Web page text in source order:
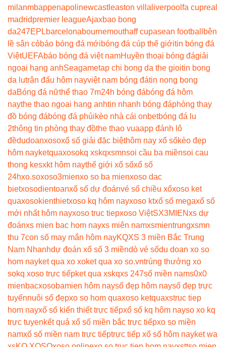
milanmbappenapolinewcastleaston villa liverpool fa cupreal
madridpremier leagueAjaxbao bong
da247EPLbarcelonabournemouthaff cupasean football
bên
lề sân cỏbáo bóng đá mớibóng đá cúp thế giớitin bóng đá
ViệtUEFAbáo bóng đá việt namHuyền thoại bóng đágiải
ngoại hạng anhSeagametap chi bong da the gioitin bong
da lutrận đấu hôm nayviệt nam bóng đátin nong bong
daBóng đá nữthể thao 7m24h bóng đábóng đá hôm
naythe thao ngoai hang anhtin nhanh bóng đáphòng thay
đồ bóng đábóng đá phủikèo nhà cái onbetbóng đá lu
2thông tin phòng thay đồthe thao vuaapp đánh lô
đềdudoanxosoxổ số giải đặc biệthôm nay xổ sốkèo đẹp
hôm nayketquaxosokq xskqxsmnsoi cầu ba miềnsoi cau
thong kesxkt hôm naythế giới xổ sốxổ số
24hxo.soxoso3mienxo so ba mienxoso dac
bietxosodientoanxổ số dự đoánvé số chiều xổxoso ket
quaxosokienthietxoso kq hôm nayxoso ktxổ số megaxổ số
mới nhất hôm nayxoso truc tiepxoso ViệtSX3MIENxs dự
đoánxs mien bac hom nayxs miên namxsmientrungxsmn
thu 7con số may mắn hôm nayKQXS 3 miền Bắc Trung
Nam Nhanhdự đoán xổ số 3 miềndò vé sốdu doan xo so
hom nayket qua xo xoket qua xo so.vntrúng thưởng xo
sokq xoso trực tiếpket qua xskqxs 247số miền nams0x0
mienbacxosobamien hôm naysố đẹp hôm naysố đẹp trực
tuyếnnuôi số đẹpxo so hom quaxoso ketquaxstruc tiep
hom nayxổ số kiến thiết trực tiếpxổ số kq hôm nayso xo kq
trực tuyenkết quả xổ số miền bắc trực tiếpxo so miền
namxổ số miền nam trực tiếptrực tiếp xổ số hôm nayket wa